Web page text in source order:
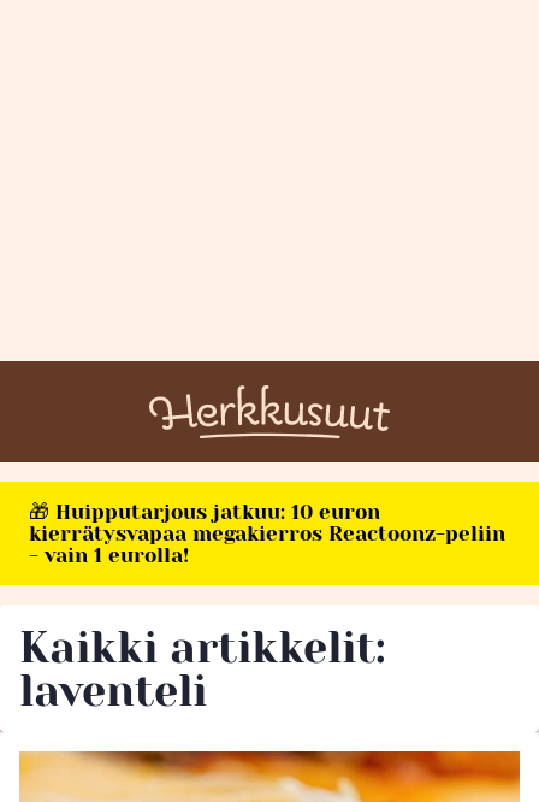
🎁 Huipputarjous jatkuu: 10 euron
kierrätysvapaa megakierros Reactoonz-peliin
- vain 1 eurolla!
Kaikki artikkelit:
laventeli